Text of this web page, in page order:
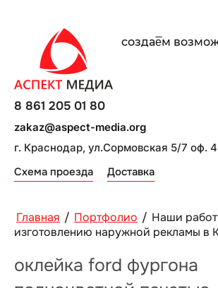
создаe̅м
г. Краснодар, ул.Сормовская 5/7 оф. 4
Схема проезда Доставка
8 861 205 01 80
zakaz@aspect-media.org
Главная / Портфолио / Наши
изготовлению наружной рекламы в
оклейка ford фургона